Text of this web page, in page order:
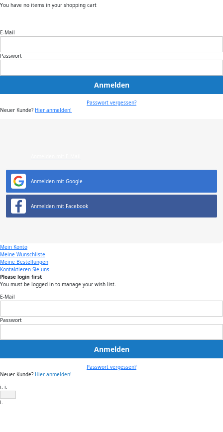
You have no items in your shopping cart
E-Mail
Passwort
Anmelden
Passwort vergessen?
Neuer Kunde? Hier anmelden!
Anmelden mit Google
Anmelden mit Facebook
Mein Konto
Meine Wunschliste
Meine Bestellungen
Kontaktieren Sie uns
Please login first
You must be logged in to manage your wish list.
E-Mail
Passwort
Anmelden
Passwort vergessen?
Neuer Kunde? Hier anmelden!
i. i.
i.